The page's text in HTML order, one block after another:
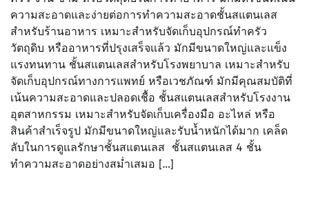
ความสะอาดและง่ายต่อการทำความสะอาดชั้นสแตนเลส
สำหรับร้านอาหาร เหมาะสำหรับจัดเก็บอุปกรณ์ทำครัว
วัตถุดิบ หรืออาหารที่ปรุงเสร็จแล้ว มักมีขนาดใหญ่และแข็ง
แรงทนทาน ชั้นสแตนเลสสำหรับโรงพยาบาล เหมาะสำหรับ
จัดเก็บอุปกรณ์ทางการแพทย์ หรือเวชภัณฑ์ มักมีคุณสมบัติที่
เน้นความสะอาดและปลอดเชื้อ ชั้นสแตนเลสสำหรับโรงงาน
อุตสาหกรรม เหมาะสำหรับจัดเก็บเครื่องมือ อะไหล่ หรือ
สินค้าสำเร็จรูป มักมีขนาดใหญ่และรับน้ำหนักได้มาก เคล็ด
ลับในการดูแลรักษาชั้นสแตนเลส ชั้นสแตนเลส 4 ชั้น
ทำความสะอาดอย่างสม่ำเสมอ […]